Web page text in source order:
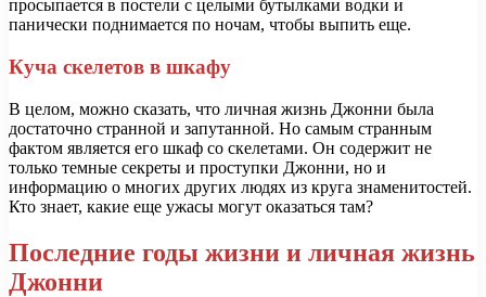
просыпается в постели с целыми бутылками водки и
панически поднимается по ночам, чтобы выпить еще.
Куча скелетов в шкафу
В целом, можно сказать, что личная жизнь Джонни была
достаточно странной и запутанной. Но самым странным
фактом является его шкаф со скелетами. Он содержит не
только темные секреты и проступки Джонни, но и
информацию о многих других людях из круга знаменитостей.
Кто знает, какие еще ужасы могут оказаться там?
Последние годы жизни и личная жизнь
Джонни